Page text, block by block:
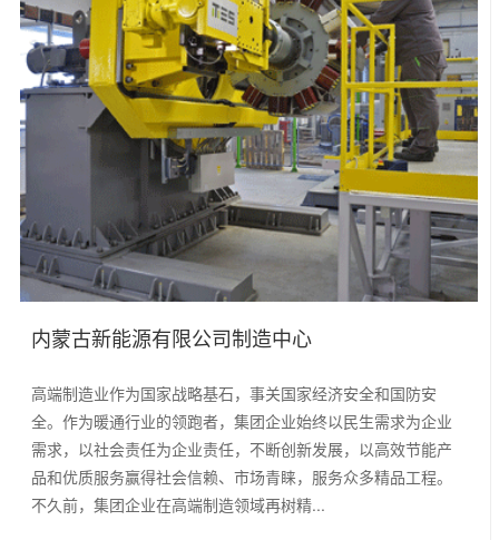
内蒙古新能源有限公司制造中心
高端制造业作为国家战略基石，事关国家经济安全和国防安
全。作为暖通行业的领跑者，集团企业始终以民生需求为企业
需求，以社会责任为企业责任，不断创新发展，以高效节能产
品和优质服务赢得社会信赖、市场青睐，服务众多精品工程。
不久前，集团企业在高端制造领域再树精...